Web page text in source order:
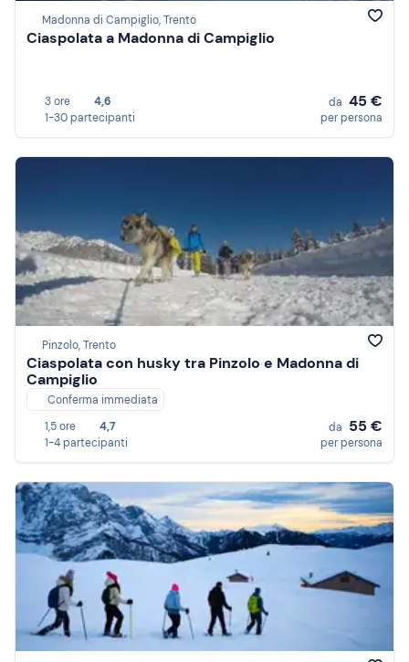
Madonna di Campiglio, Trento
Ciaspolata a Madonna di Campiglio
3 ore
4,6
1-30 partecipanti
da 45 €
per persona
Pinzolo, Trento
Ciaspolata con husky tra Pinzolo e Madonna di
Campiglio
Conferma immediata
1,5 ore
4,7
1-4 partecipanti
da 55 €
per persona